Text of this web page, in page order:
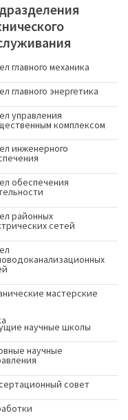
главного механика
главного энергетика
управления
комплексом
инженерного
обеспечения
районных
сетей
мастерские
научные школы
научные
совет